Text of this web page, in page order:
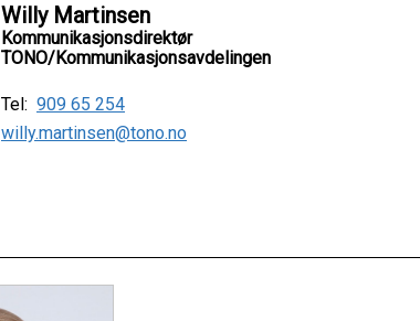
Willy Martinsen
Kommunikasjonsdirektør
TONO/Kommunikasjonsavdelingen
Tel: 909 65 254
willy.martinsen@tono.no